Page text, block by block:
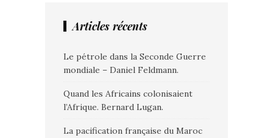
Articles récents
Le pétrole dans la Seconde Guerre
mondiale – Daniel Feldmann.
Quand les Africains colonisaient
l’Afrique. Bernard Lugan.
La pacification française du Maroc